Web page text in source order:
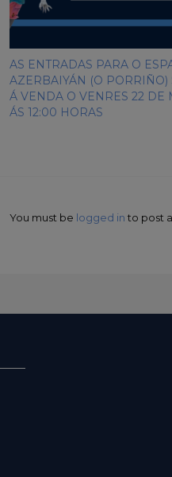
AS ENTRADAS PARA O
AZERBAIYÁN (O PORRIÑO)
Á VENDA O VENRES 22 DE
ÁS 12:00 HORAS
You must be logged in to post